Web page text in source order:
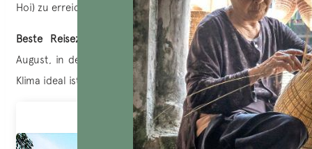
Hoi) zu erreichen.
Beste Reisezeit
: Die Trockenzeit zwischen März und
August, in der es keine Überschwemmungen gibt und das
Klima ideal ist, um alle Naturattraktionen zu erkunden.